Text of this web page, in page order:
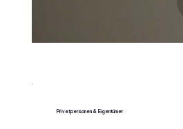
Privatpersonen & Eigentümer